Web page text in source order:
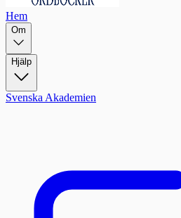
Hem
Om
Hjälp
Svenska Akademien